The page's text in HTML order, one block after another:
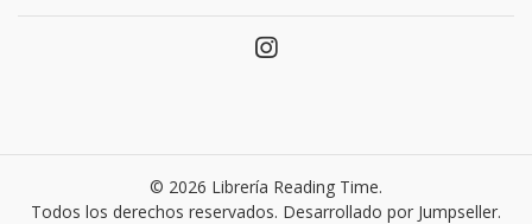
© 2026 Librería Reading Time.
Todos los derechos reservados. Desarrollado por Jumpseller.